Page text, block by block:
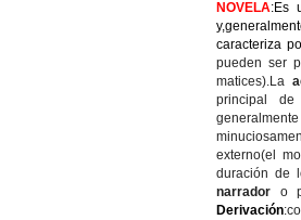
NOVELA:Es
caracteriza
pueden ser
matices).La
principal de
externo(el
duración de
narrador o
Derivación